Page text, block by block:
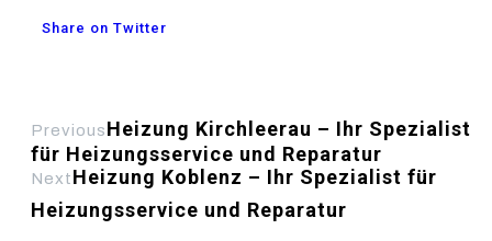
Share on Twitter
PreviousHeizung Kirchleerau – Ihr Spezialist
für Heizungsservice und Reparatur
NextHeizung Koblenz – Ihr Spezialist für
Heizungsservice und Reparatur